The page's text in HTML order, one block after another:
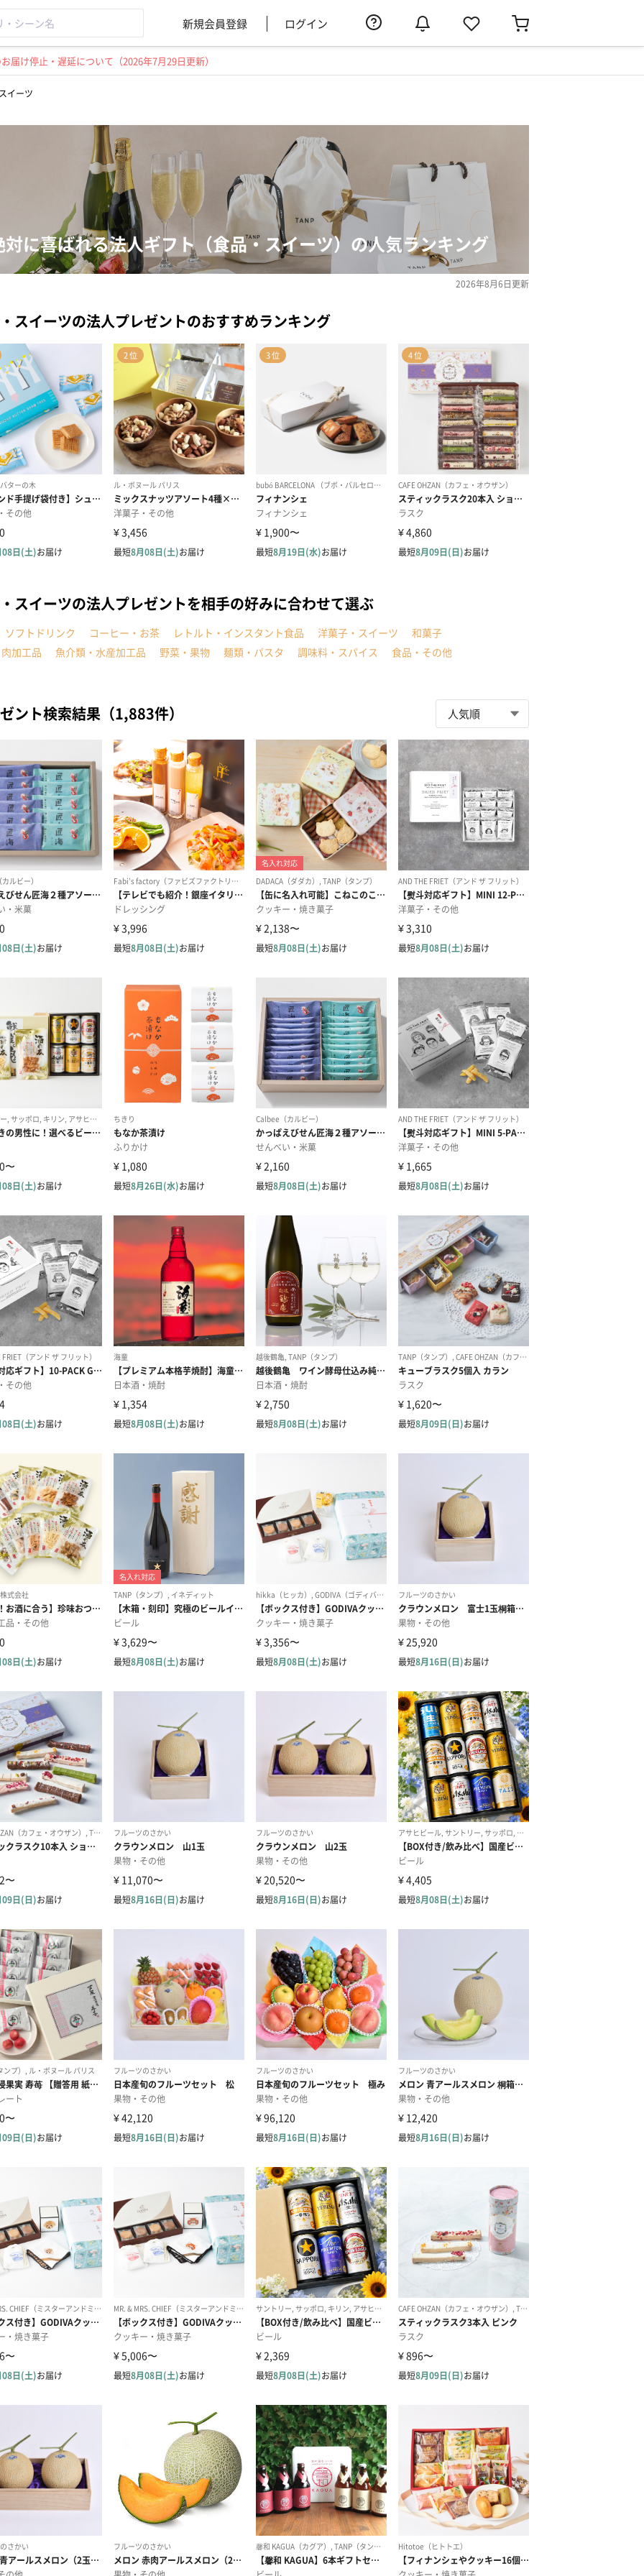
新規会員登録 ログイン
け停止・遅延について（2026年7月29日更新）
イーツ
対に喜ばれる法人ギフト（食品・スイーツ）の人気ランキング
2026年8月6日更新
スイーツの法人プレゼントのおすすめランキング
スイーツの法人プレゼントを相手の好みに合わせて選ぶ
ソフトドリンク コーヒー・お茶 レトルト・インスタント食品 洋菓子・スイーツ
和菓子
加工品
魚介類・水産加工品 野菜・果物 麺類・パスタ 調味料・スパイス 食品・その他
ント検索結果（1,883件）